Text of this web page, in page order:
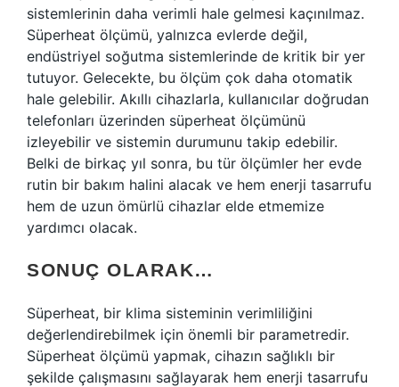
sistemlerinin daha verimli hale gelmesi kaçınılmaz.
Süperheat ölçümü, yalnızca evlerde değil,
endüstriyel soğutma sistemlerinde de kritik bir yer
tutuyor. Gelecekte, bu ölçüm çok daha otomatik
hale gelebilir. Akıllı cihazlarla, kullanıcılar doğrudan
telefonları üzerinden süperheat ölçümünü
izleyebilir ve sistemin durumunu takip edebilir.
Belki de birkaç yıl sonra, bu tür ölçümler her evde
rutin bir bakım halini alacak ve hem enerji tasarrufu
hem de uzun ömürlü cihazlar elde etmemize
yardımcı olacak.
SONUÇ OLARAK…
Süperheat, bir klima sisteminin verimliliğini
değerlendirebilmek için önemli bir parametredir.
Süperheat ölçümü yapmak, cihazın sağlıklı bir
şekilde çalışmasını sağlayarak hem enerji tasarrufu